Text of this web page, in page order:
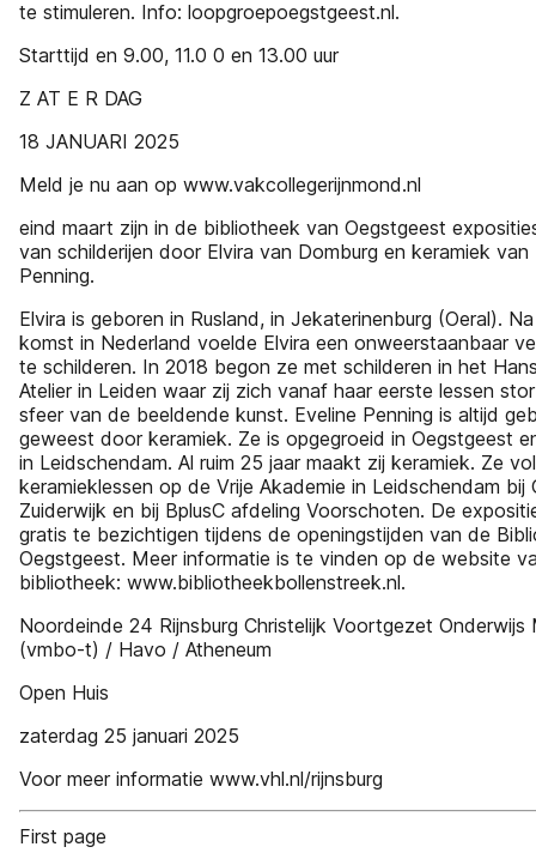
te stimuleren. Info: loopgroepoegstgeest.nl.
Starttijd en 9.00, 11.0 0 en 13.00 uur
Z AT E R DAG
18 JANUARI 2025
Meld je nu aan op www.vakcollegerijnmond.nl
eind maart zijn in de bibliotheek van Oegstgeest
van schilderijen door Elvira van Domburg en keramiek van
Penning.
Elvira is geboren in Rusland, in Jekaterinenburg (Oeral).
komst in Nederland voelde Elvira een onweerstaanbaar
te schilderen. In 2018 begon ze met schilderen in het
Atelier in Leiden waar zij zich vanaf haar eerste lessen
sfeer van de beeldende kunst. Eveline Penning is altijd
geweest door keramiek. Ze is opgegroeid in Oegstgeest
in Leidschendam. Al ruim 25 jaar maakt zij keramiek. Ze
keramieklessen op de Vrije Akademie in Leidschendam bij
Zuiderwijk en bij BplusC afdeling Voorschoten. De
gratis te bezichtigen tijdens de openingstijden van de
Oegstgeest. Meer informatie is te vinden op de website
bibliotheek: www.bibliotheekbollenstreek.nl.
Noordeinde 24 Rijnsburg Christelijk Voortgezet Onderwijs
(vmbo-t) / Havo / Atheneum
Open Huis
zaterdag 25 januari 2025
Voor meer informatie www.vhl.nl/rijnsburg
First page